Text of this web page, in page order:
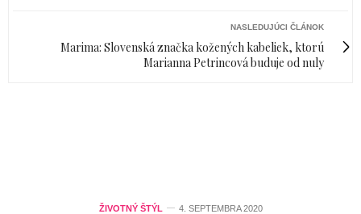
NASLEDUJÚCI ČLÁNOK
Marima: Slovenská značka kožených kabeliek, ktorú
Marianna Petrincová buduje od nuly
ŽIVOTNÝ ŠTÝL 4. SEPTEMBRA 2020